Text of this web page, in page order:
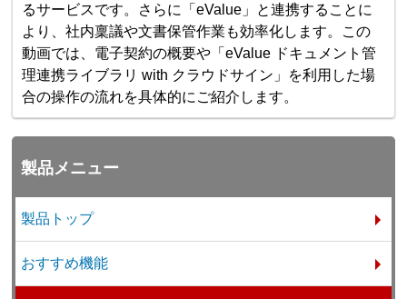
るサービスです。さらに「eValue」と連携することに
より、社内稟議や文書保管作業も効率化します。この
動画では、電子契約の概要や「eValue ドキュメント管
理連携ライブラリ with クラウドサイン」を利用した場
合の操作の流れを具体的にご紹介します。
製品メニュー
製品トップ
おすすめ機能